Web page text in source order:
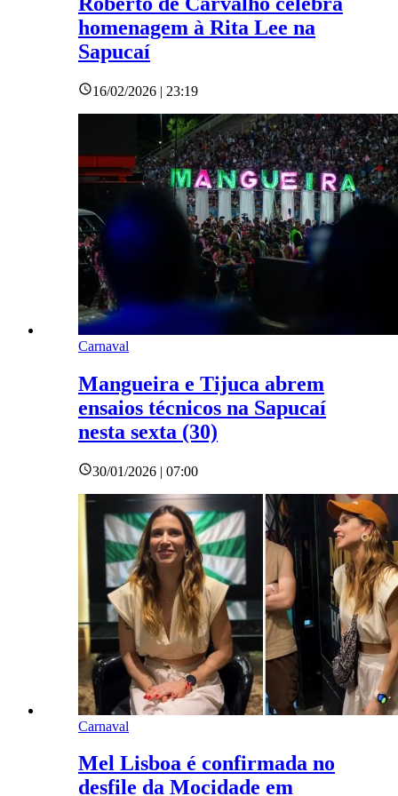
homenagem à Rita Lee na
Sapucaí
16/02/2026 | 23:19
Carnaval
Mangueira e Tijuca abrem
ensaios técnicos na Sapucaí
nesta sexta (30)
30/01/2026 | 07:00
Carnaval
Mel Lisboa é confirmada no
desfile da Mocidade em